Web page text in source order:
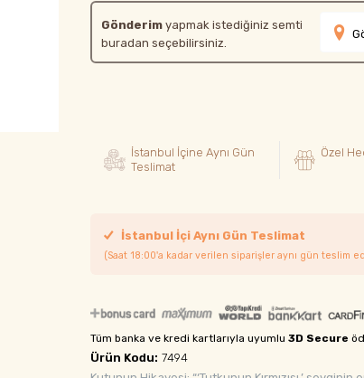
Gönderim yapmak istediğiniz semti
buradan seçebilirsiniz.
İstanbul İçine Aynı Gün
Teslimat
Özel
İstanbul İçi Aynı Gün Teslimat
(Saat 18:00'a kadar verilen siparişler aynı gün teslim
Tüm banka ve kredi kartlarıyla uyumlu 3D Secure
Ürün Kodu: 7494